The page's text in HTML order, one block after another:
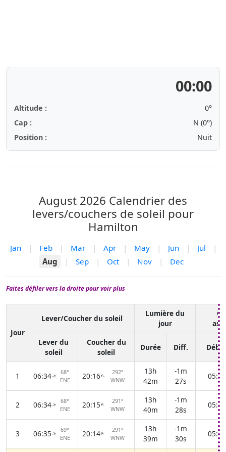
00:00
Altitude :
0°
Cap :
N (0°)
Position :
Nuit
August 2026 Calendrier des
levers/couchers de soleil pour
Hamilton
Jan | Feb | Mar | Apr | May | Jun | Jul
|
Aug
| Sep | Oct | Nov | Dec
Faites défiler vers la droite pour voir plus
Jour
Lever/Coucher du soleil
Lumière du
jour
Lever du
soleil
Coucher du
soleil
Durée Diff.
1 06:34↑
68°
ENE
20:16↑
292°
WNW
13h
42m
-1m
27s
05:00
2 06:34↑
68°
ENE
20:15↑
291°
WNW
13h
40m
-1m
28s
05:01
3 06:35↑
69°
ENE
20:14↑
291°
WNW
13h
39m
-1m
30s
05:02